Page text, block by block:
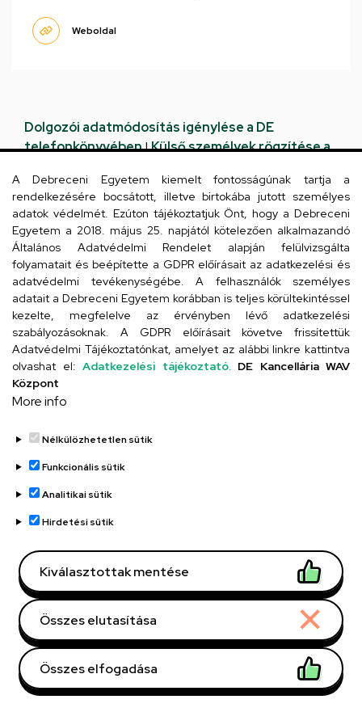
Weboldal
Dolgozói adatmódosítás igénylése a DE
telefonkönyvében|Külső személyek rögzítése a
Kapcsolat
OM: 031200/002
Debreceni Egyetem Kossuth
Lajos Gyakorló Gimnáziuma
és Általános Iskolája Kossuth
utcai feladatellátási hely
("Kiskossuth")
Telefonszám
+36 52 518 616
Email
iskola@kossuth-alt.unideb.hu
Cím
4024 Debrecen, Kossuth utca 33.
A Debreceni Egyetem kiemelt fontosságúnak tartja a
rendelkezésére bocsátott, illetve birtokába jutott személyes
adatok védelmét. Ezúton tájékoztatjuk Önt, hogy a Debreceni
Egyetem a 2018. május 25. napjától kötelezően alkalmazandó
Általános Adatvédelmi Rendelet alapján felülvizsgálta
folyamatait és beépítette a GDPR előírásait az adatkezelési és
adatvédelmi tevékenységébe. A felhasználók személyes
adatait a Debreceni Egyetem korábban is teljes körültekintéssel
kezelte, megfelelve az érvényben lévő adatkezelési
szabályozásoknak. A GDPR előírásait követve frissítettük
Adatvédelmi Tájékoztatónkat, amelyet az alábbi linkre kattintva
olvashat el: Adatkezelési tájékoztató. DE Kancellária WAV
Központ
More info
Nélkülözhetetlen sütik
Funkcionális sütik
Analitikai sütik
Hirdetési sütik
Kiválasztottak mentése
Összes elutasítása
Összes elfogadása